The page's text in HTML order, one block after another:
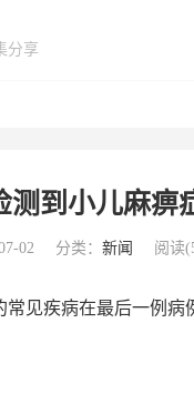
分享
测到小儿麻痹
02 分类： 新闻 阅读(
见疾病在最后一例